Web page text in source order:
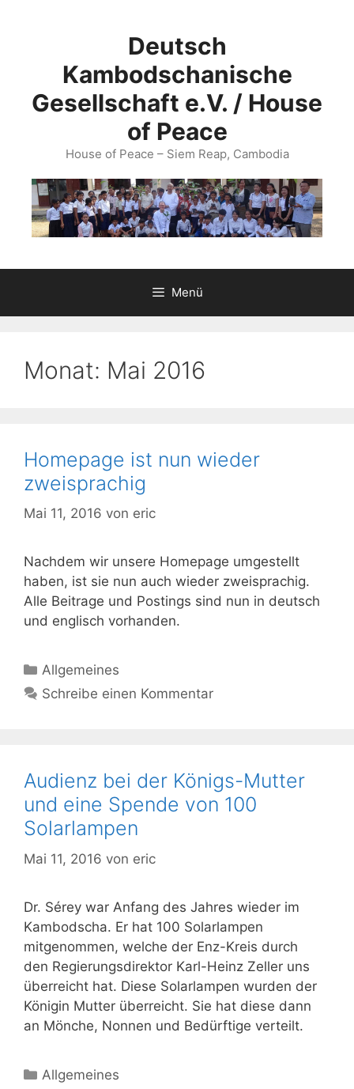
Deutsch
Kambodschanische
Gesellschaft e.V. / House
of Peace
House of Peace – Siem Reap, Cambodia
Menü
Monat: Mai 2016
Homepage ist nun wieder
zweisprachig
Mai 11, 2016 von eric
Nachdem wir unsere Homepage umgestellt
haben, ist sie nun auch wieder zweisprachig.
Alle Beitrage und Postings sind nun in deutsch
und englisch vorhanden.
Kategorien
Allgemeines
Schreibe einen Kommentar
Audienz bei der Königs-Mutter
und eine Spende von 100
Solarlampen
Mai 11, 2016 von eric
Dr. Sérey war Anfang des Jahres wieder im
Kambodscha. Er hat 100 Solarlampen
mitgenommen, welche der Enz-Kreis durch
den Regierungsdirektor Karl-Heinz Zeller uns
überreicht hat. Diese Solarlampen wurden der
Königin Mutter überreicht. Sie hat diese dann
an Mönche, Nonnen und Bedürftige verteilt.
Kategorien
Allgemeines